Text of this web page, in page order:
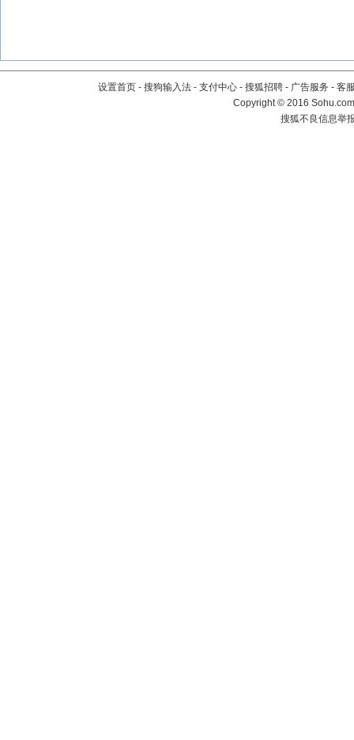
设置首页 - 搜狗输入法 - 支付中心 - 搜狐招聘 - 广告服务 - 客
Copyright©2016
搜狐不良信息举